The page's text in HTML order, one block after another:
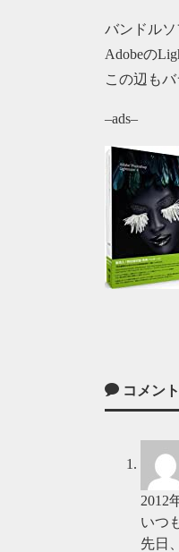
バンドルソ
Adobeの
この辺も
–ads–
コメン
2012
いつ
先日